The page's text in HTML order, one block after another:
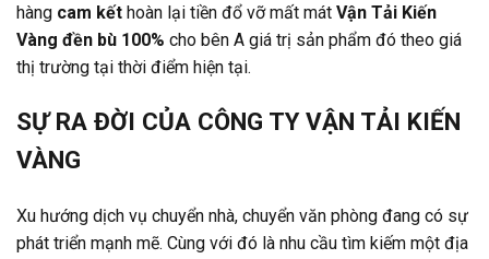
hàng cam kết hoàn lại tiền đổ vỡ mất mát Vận Tải Kiến
Vàng đền bù 100% cho bên A giá trị sản phẩm đó theo giá
thị trường tại thời điểm hiện tại.
SỰ RA ĐỜI CỦA CÔNG TY VẬN TẢI KIẾN
VÀNG
Xu hướng dịch vụ chuyển nhà, chuyển văn phòng đang có sự
phát triển mạnh mẽ. Cùng với đó là nhu cầu tìm kiếm một địa